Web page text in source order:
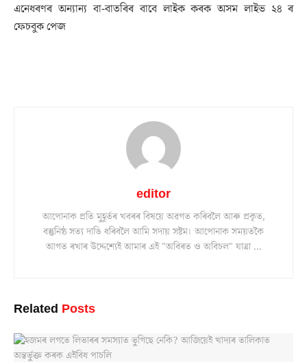
এনেধৰণৰ অন্যান্য বা-বাতৰিৰ বাবে লাইক কৰক অসম লাইভ ২৪ ৰ
ফেচবুক পেজ
editor
আপোনাক প্ৰতি মুহূৰ্তৰ খবৰৰ বিষয়ে অৱগত কৰিবলৈ আৰু প্ৰকৃত,
বস্তুনিষ্ঠ সত্য দাঙি ধৰিবলৈ আমি সদায় সষ্টম। আপোনাক সময়তকৈ
আগত ৰখাৰ উদ্দেশ্যেই আমাৰ এই "অবিৰত ও অবিচল" যাত্ৰা ...
Related Posts